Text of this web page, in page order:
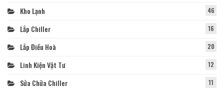
Kho Lạnh 46
Lắp Chiller 16
Lắp Điều Hoà 20
Linh Kiện Vật Tư 12
Sửa Chữa Chiller 11